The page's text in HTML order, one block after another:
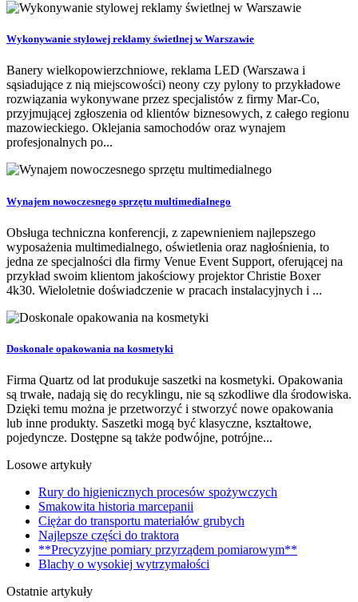
Wykonywanie stylowej reklamy świetlnej w Warszawie
Banery wielkopowierzchniowe, reklama LED (Warszawa i
sąsiadujące z nią miejscowości) neony czy pylony to przykładowe
rozwiązania wykonywane przez specjalistów z firmy Mar-Co,
przyjmującej zgłoszenia od klientów biznesowych, z całego regionu
mazowieckiego. Oklejania samochodów oraz wynajem
profesjonalnych po...
Wynajem nowoczesnego sprzętu multimedialnego
Obsługa techniczna konferencji, z zapewnieniem najlepszego
wyposażenia multimedialnego, oświetlenia oraz nagłośnienia, to
jedna ze specjalności dla firmy Venue Event Support, oferującej na
przykład swoim klientom jakościowy projektor Christie Boxer
4k30. Wieloletnie doświadczenie w pracach instalacyjnych i ...
Doskonale opakowania na kosmetyki
Firma Quartz od lat produkuje saszetki na kosmetyki. Opakowania
są trwałe, nadają się do recyklingu, nie są szkodliwe dla środowiska.
Dzięki temu można je przetworzyć i stworzyć nowe opakowania
lub inne produkty. Saszetki mogą być klasyczne, kształtowe,
pojedyncze. Dostępne są także podwójne, potrójne...
Losowe artykuły
Rury do higienicznych procesów spożywczych
Smakowita historia marcepanii
Ciężar do transportu materiałów grubych
Najlepsze części do traktora
**Precyzyjne pomiary przyrządem pomiarowym**
Blachy o wysokiej wytrzymałości
Ostatnie artykuły